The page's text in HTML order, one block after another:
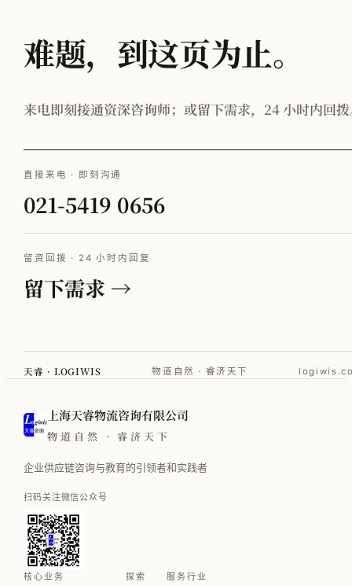
难题，到这页为止。
来电即刻接通资深咨询师；或留下需求，24 小时内回
直接来电 · 即刻沟通
021-5419 0656
留资回拨 · 24 小时内回复
留下需求 →
天睿 · LOGIWIS 物道自然 · 睿济天下
上海天睿物流咨询有限公司
物道自然 · 睿济天下
企业供应链咨询与教育的引领者和实践者
扫码关注微信公众号
核心业务 探索 服务行业